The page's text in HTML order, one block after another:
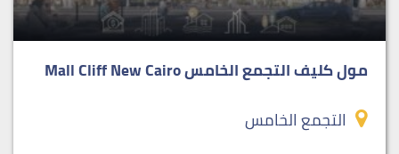
مول كليف التجمع الخامس Mall Cliff New Cairo
التجمع الخامس